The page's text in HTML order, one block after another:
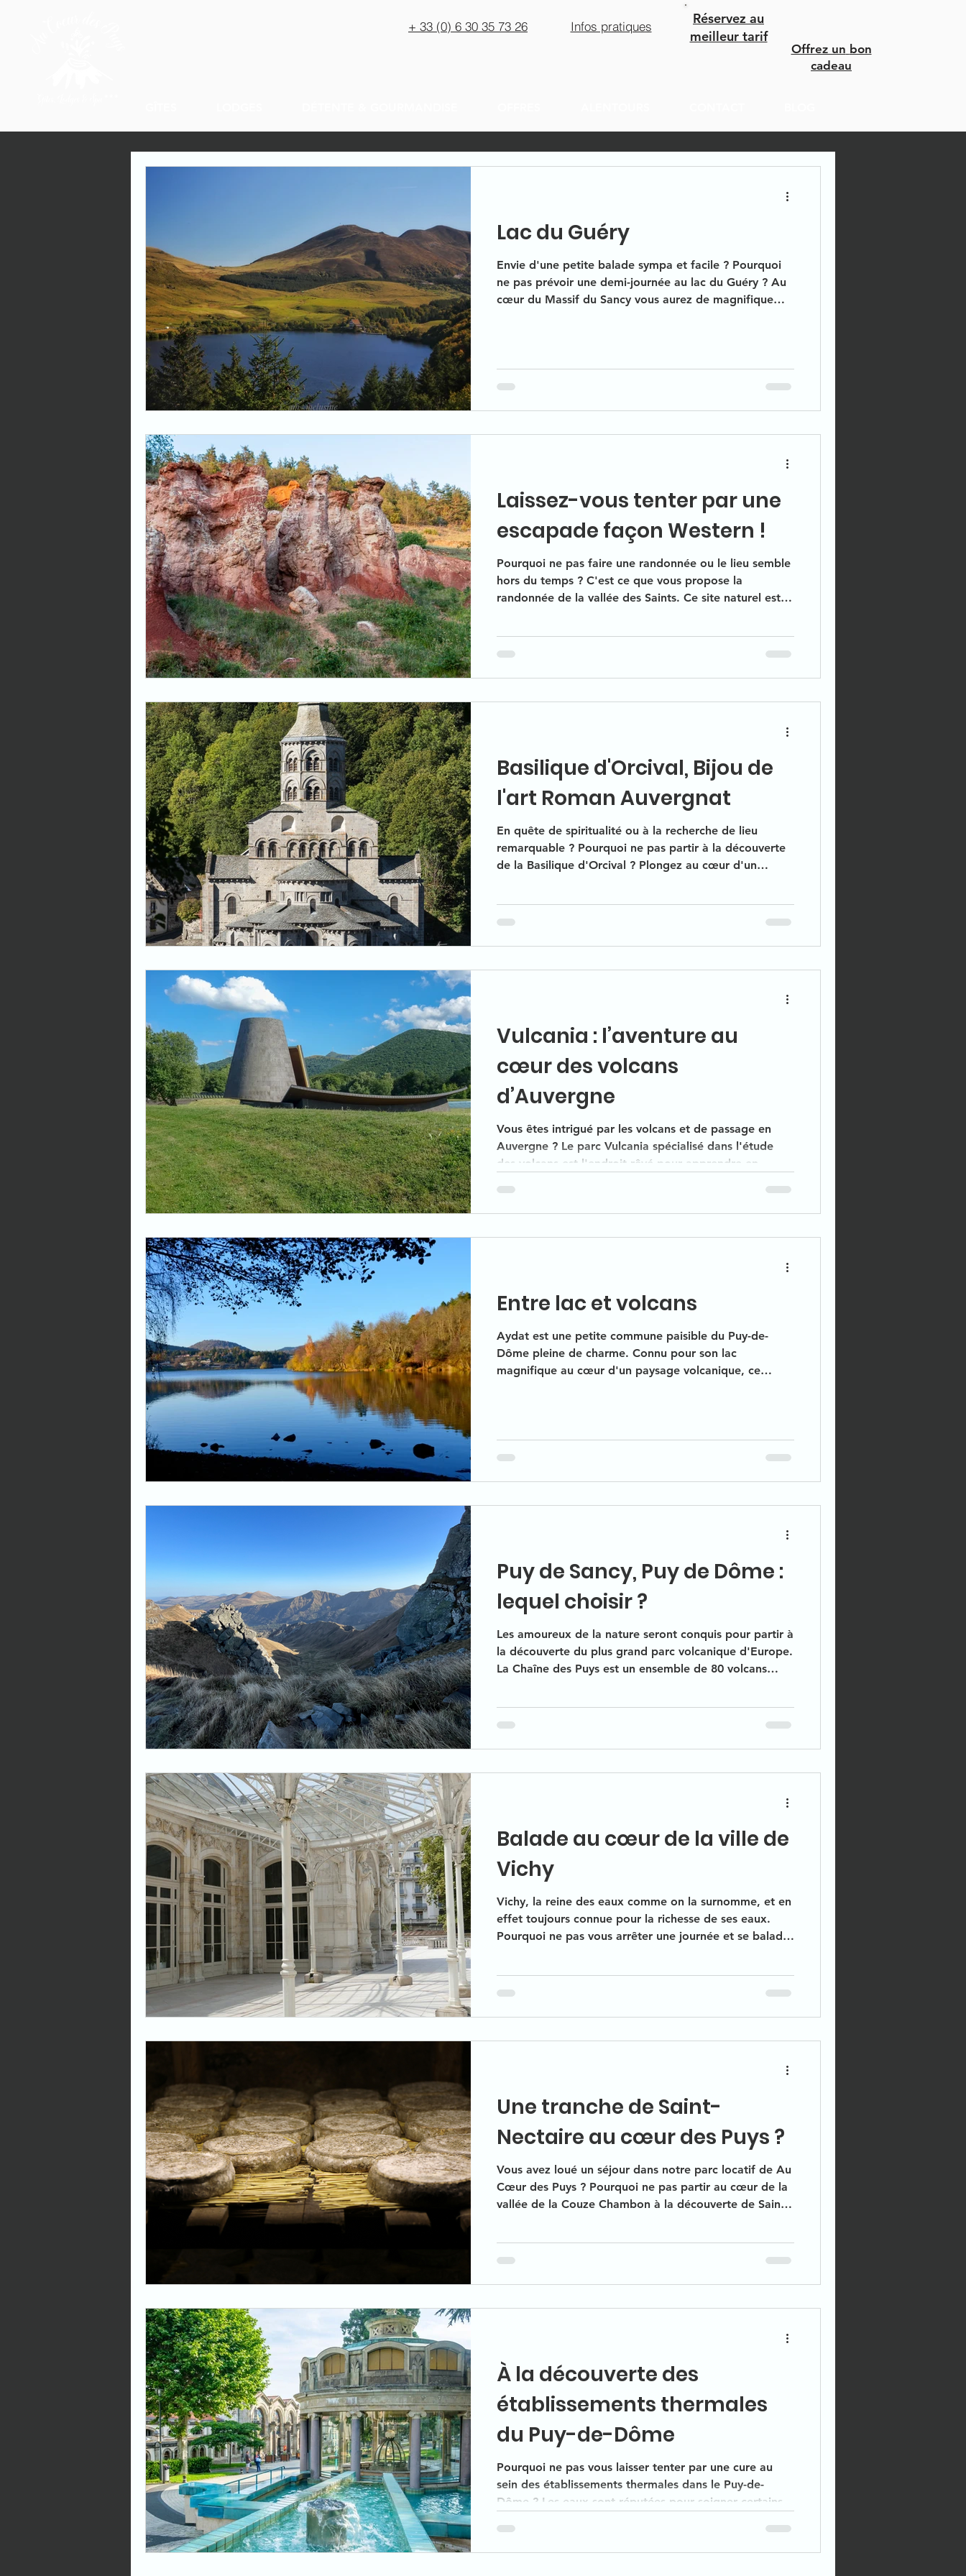
+ 33 (0) 6 30 35 73 26 Infos pratiques
Réservez au
meilleur tarif
Offrez un bon
cadeau
Lac du Guéry
Envie d'une petite balade sympa et facile ? Pourquoi
ne pas prévoir une demi-journée au lac du Guéry ? Au
cœur du Massif du Sancy vous aurez de magnifique
Laissez-vous tenter par une
escapade façon Western !
Pourquoi ne pas faire une randonnée ou le lieu semble
hors du temps ? C'est ce que vous propose la
randonnée de la vallée des Saints. Ce site naturel est
long du parcours.
Basilique d'Orcival, Bijou de
l'art Roman Auvergnat
En quête de spiritualité ou à la recherche de lieu
remarquable ? Pourquoi ne pas partir à la découverte
de la Basilique d'Orcival ? Plongez au cœur d'un
Vulcania : l’aventure au
cœur des volcans
d’Auvergne
Vous êtes intrigué par les volcans et de passage en
Auvergne ? Le parc Vulcania spécialisé dans l'étude
des volcans est l'endroit rêvé pour apprendre en
scientifique plaira au petit comme au grand.
Entre lac et volcans
Aydat est une petite commune paisible du Puy-de-
Dôme pleine de charme. Connu pour son lac
magnifique au cœur d'un paysage volcanique, ce
Puy de Sancy, Puy de Dôme :
lequel choisir ?
Les amoureux de la nature seront conquis pour partir à
la découverte du plus grand parc volcanique d'Europe.
La Chaîne des Puys est un ensemble de 80 volcans
nous offre, la Chaine des Puys fait la célébrité de notre
Balade au cœur de la ville de
Vichy
Vichy, la reine des eaux comme on la surnomme, et en
effet toujours connue pour la richesse de ses eaux.
Pourquoi ne pas vous arrêter une journée et se balader
notamment avec les bienfaits de ses eaux. Devenant le
Cette bourgeoisie désireuse de se montrer va
organiser nombreuses soirées mondaines afin de
Une tranche de Saint-
Nectaire au cœur des Puys ?
Vous avez loué un séjour dans notre parc locatif de Au
Cœur des Puys ? Pourquoi ne pas partir au cœur de la
vallée de la Couze Chambon à la découverte de Saint-
inoubliables et thermalisme. A première impression ce
d'un fabuleux panorama sur les monts du Sancy.
À la découverte des
établissements thermales
du Puy-de-Dôme
Pourquoi ne pas vous laisser tenter par une cure au
sein des établissements thermales dans le Puy-de-
Dôme ? Les eaux sont réputées pour soigner certains
thermales réputées en Auvergne.